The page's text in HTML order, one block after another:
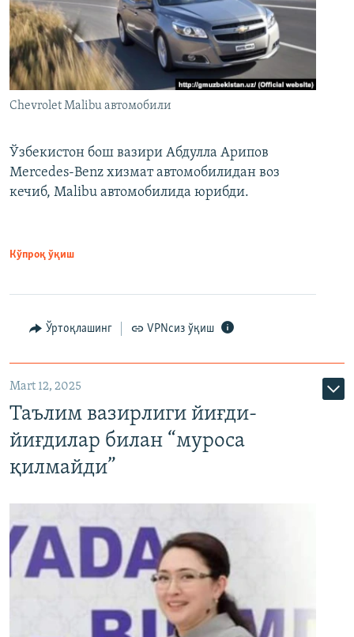
Chevrolet Malibu автомобили
Ўзбекистон бош вазири Абдулла Арипов
Mercedes-Benz хизмат автомобилидан воз
кечиб, Malibu автомобилида юрибди.
Кўпроқ ўқиш
Ўртоқлашинг VPNсиз ўқиш
Mart 12, 2025
Таълим вазирлиги йиғди-
йиғдилар билан “муроса
қилмайди”